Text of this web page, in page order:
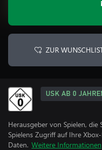
ZUR
USK AB 0
Herausgeber von Spielen,
Spielens Zugriff auf Ihre
Daten. Weitere Informationen